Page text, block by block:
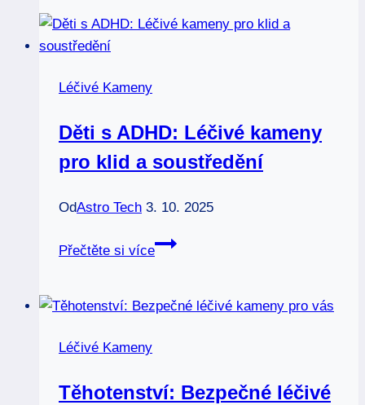
kameny
Léčivé Kameny
Děti s ADHD: Léčivé kameny
pro klid a soustředění
OdAstro Tech 3. 10. 2025
Přečtěte si více
Děti
Léčivé
a
Léčivé Kameny
Těhotenství: Bezpečné léčivé